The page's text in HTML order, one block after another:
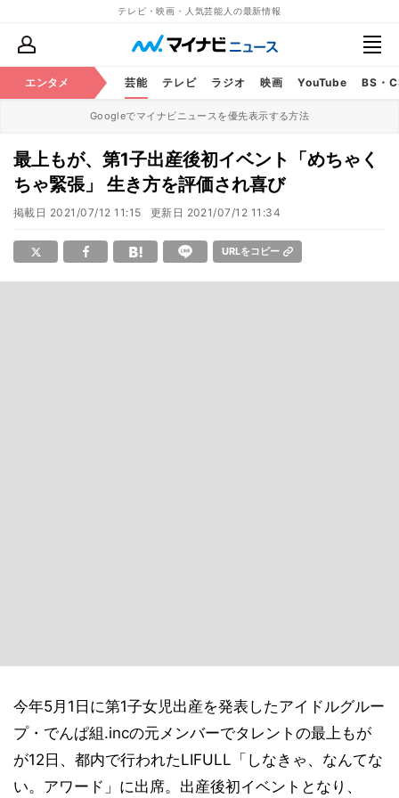
テレビ・映画・人気芸能人の最新情報
エンタメ 芸能 テレビ ラジオ 映画 YouTube BS・
Googleでマイナビニュースを優先表示する方法
最上もが、第1子出産後初イベント「めちゃく
ちゃ緊張」 生き方を評価され喜び
掲載日 2021/07/12 11:15 更新日 2021/07/12 11:34
URLをコピー
今年5月1日に第1子女児出産を発表したアイドルグルー
プ・でんぱ組.incの元メンバーでタレントの最上もが
が12日、都内で行われたLIFULL「しなきゃ、なんてな
い。アワード」に出席。出産後初イベントとなり、